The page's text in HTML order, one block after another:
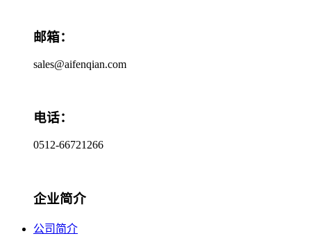
邮箱：
sales@aifenqian.com
电话：
0512-66721266
企业简介
公司简介